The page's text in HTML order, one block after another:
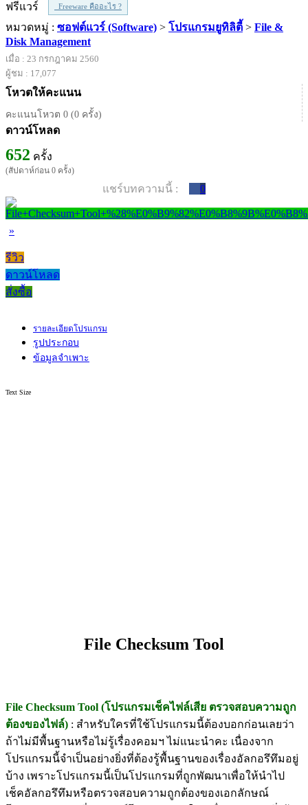
ฟรีแวร์
Freeware คืออะไร ?
หมวดหมู่ : ซอฟต์แวร์ (Software) > โปรแกรมยูทิลิตี้ > File &
Disk Management
เมื่อ : 23 กรกฎาคม 2560
ผู้ชม : 17,077
โหวตให้คะแนน
คะแนนโหวต 0 (0 ครั้ง)
ดาวน์โหลด
652 ครั้ง
(สัปดาห์ก่อน 0 ครั้ง)
แชร์บทความนี้ : 0
»
รีวิว
ดาวน์โหลด
สั่งซื้อ
รายละเอียดโปรแกรม
รูปประกอบ
ข้อมูลจำเพาะ
Text Size
File Checksum Tool
File Checksum Tool (โปรแกรมเช็คไฟล์เสีย ตรวจสอบความถูก
ต้องของไฟล์) : สำหรับใครที่ใช้โปรแกรมนี้ต้องบอกก่อนเลยว่า
ถ้าไม่มีพื้นฐานหรือไม่รู้เรื่องคอมฯ ไม่แนะนำคะ เนื่องจาก
โปรแกรมนี้จำเป็นอย่างยิ่งที่ต้องรู้พื้นฐานของเรื่องอัลกอรึทึมอยู่
บ้าง เพราะโปรแกรมนี้เป็นโปรแกรมที่ถูกพัฒนาเพื่อให้นำไป
เช็คอัลกอรึทึมหรือตรวจสอบความถูกต้องของเอกลักษณ์